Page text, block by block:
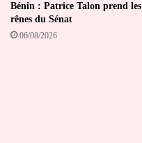
Bénin : Patrice Talon prend les
rênes du Sénat
06/08/2026